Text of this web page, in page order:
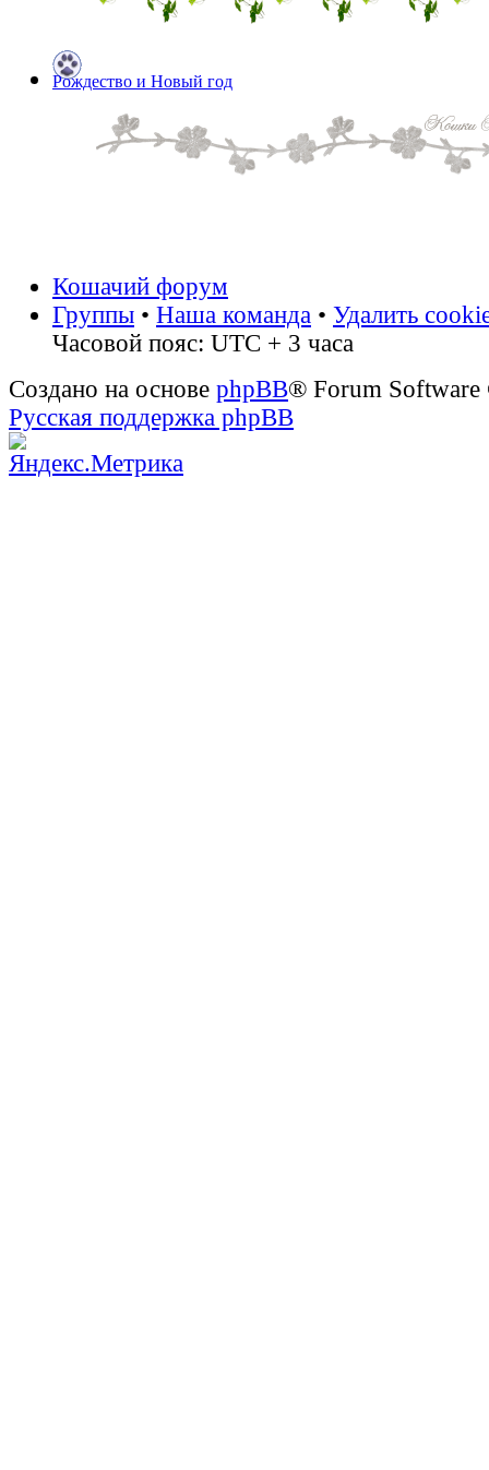
Рождество и Новый год
Кошачий форум
Группы • Наша команда • Удалить
Часовой пояс: UTC + 3 часа
Создано на основе phpBB® Forum
Русская поддержка phpBB